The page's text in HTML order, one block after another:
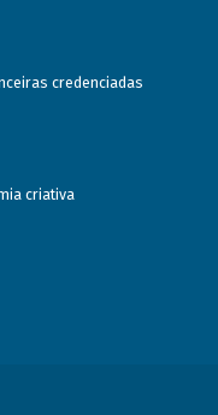
credenciadas
criativa